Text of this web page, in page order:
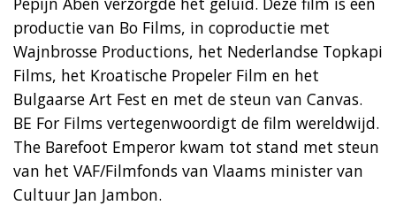
productie van Bo Films, in coproductie met
Wajnbrosse Productions, het Nederlandse Topkapi
Films, het Kroatische Propeler Film en het
Bulgaarse Art Fest en met de steun van Canvas.
BE For Films vertegenwoordigt de film wereldwijd.
The Barefoot Emperor kwam tot stand met steun
van het VAF/Filmfonds van Vlaams minister van
Cultuur Jan Jambon.